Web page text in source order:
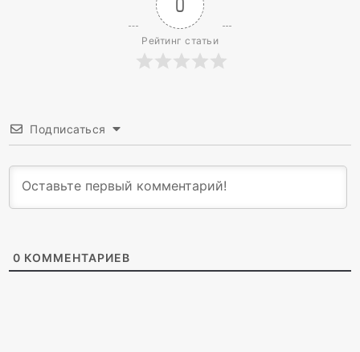
0
Рейтинг статьи
Подписаться
0 КОММЕНТАРИЕВ